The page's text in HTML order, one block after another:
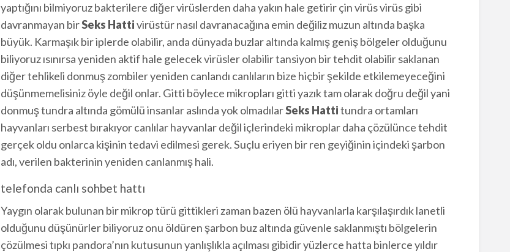
yaptığını bilmiyoruz bakterilere diğer virüslerden daha yakın hale getirir çin virüs virüs gibi
davranmayan birSeks Hattivirüstür nasıl davranacağına emin değiliz muzun altında başka
büyük. Karmaşık bir iplerde olabilir, anda dünyada buzlar altında kalmış geniş bölgeler olduğunu
biliyoruz ısınırsa yeniden aktif hale gelecek virüsler olabilir tansiyon bir tehdit olabilir saklanan
diğer tehlikeli donmuş zombiler yeniden canlandı canlıların bize hiçbir şekilde etkilemeyeceğini
düşünmemelisiniz öyle değil onlar. Gitti böylece mikropları gitti yazık tam olarak doğru değil yani
donmuş tundra altında gömülü insanlar aslında yok olmadılarSeks Hattitundra ortamları
hayvanları serbest bırakıyor canlılar hayvanlar değil içlerindeki mikroplar daha çözülünce tehdit
gerçek oldu onlarca kişinin tedavi edilmesi gerek. Suçlu eriyen bir ren geyiğinin içindeki şarbon
adı, verilen bakterinin yeniden canlanmış hali.
telefonda canlı sohbet hattı
Yaygın olarak bulunan bir mikrop türü gittikleri zaman bazen ölü hayvanlarla karşılaşırdık lanetli
olduğunu düşünürler biliyoruz onu öldüren şarbon buz altında güvenle saklanmıştı bölgelerin
çözülmesi tıpkı pandora’nın kutusunun yanlışlıkla açılması gibidir yüzlerce hatta binlerce yıldır